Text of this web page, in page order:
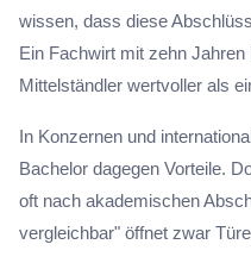
wissen, dass diese
Ein Fachwirt mit zehn
Mittelständler wertvoller als
In Konzernen und
Bachelor dagegen Vorteile.
oft nach akademischen
vergleichbar" öffnet zwar